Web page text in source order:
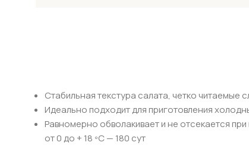
Стабильная текстура салата, четко читаемые
Идеально подходит для приготовления
Равномерно обволакивает и не отсекается
от 0 до + 18 ºС — 180 сут